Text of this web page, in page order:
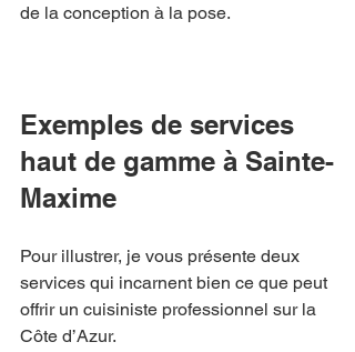
de la conception à la pose.
Exemples de services
haut de gamme à Sainte-
Maxime
Pour illustrer, je vous présente deux
services qui incarnent bien ce que peut
offrir un cuisiniste professionnel sur la
Côte d’Azur.